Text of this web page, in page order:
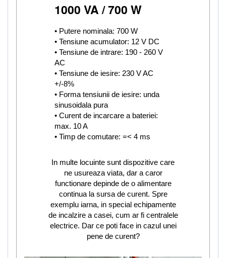
1000 VA / 700 W
• Putere nominala: 700 W
• Tensiune acumulator: 12 V DC
• Tensiune de intrare: 190 - 260 V
AC
• Tensiune de iesire: 230 V AC
+/-8%
• Forma tensiunii de iesire: unda
sinusoidala pura
• Curent de incarcare a bateriei:
max. 10 A
• Timp de comutare: =< 4 ms
In multe locuinte sunt dispozitive care
ne usureaza viata, dar a caror
functionare depinde de o alimentare
continua la sursa de curent. Spre
exemplu iarna, in special echipamente
de incalzire a casei, cum ar fi centralele
electrice. Dar ce poti face in cazul unei
pene de curent?